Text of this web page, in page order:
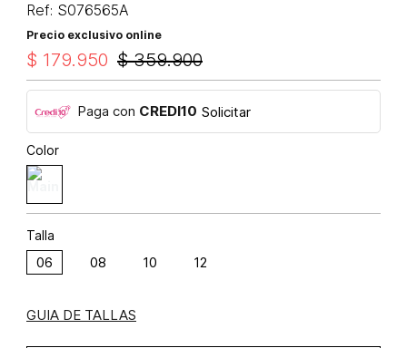
Ref: S076565A
Precio exclusivo online
$ 359.900
$ 179.950
Paga con CREDI10 Solicitar
Color
Talla
06 08 10 12
GUIA DE TALLAS